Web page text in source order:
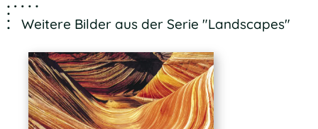
Weitere Bilder aus der Serie "Landscapes"